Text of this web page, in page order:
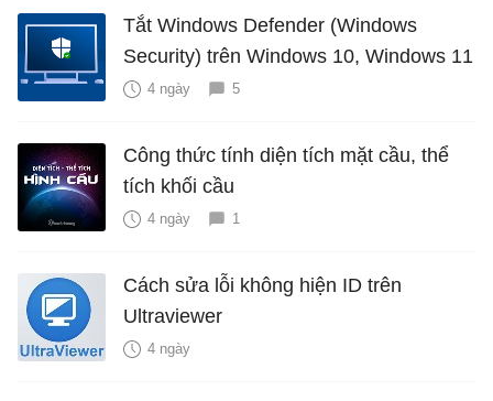
Tắt Windows Defender (Windows
Security) trên Windows 10, Windows 11
4 ngày 5
Công thức tính diện tích mặt cầu, thể
tích khối cầu
4 ngày 1
Cách sửa lỗi không hiện ID trên
Ultraviewer
4 ngày